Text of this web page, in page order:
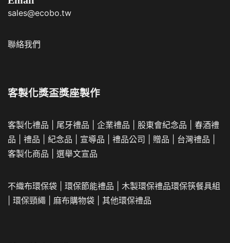
sales@ecobo.tw
聯絡我們
客製化獎盃獎座製作
客製化禮品 尾牙禮品 企業禮品 股東會紀念品
春酒禮
品
禮品 紀念品 宣導品 禮品公司 贈品 台灣禮品
客製化商品
選舉文宣品
不織布環保袋 環保節能禮品 木製環保禮品環保筷餐具組
環保頸繩 麻布購物袋 其他環保禮品